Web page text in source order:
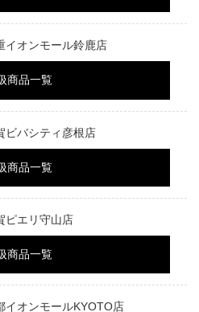
イオンモール鈴鹿店
商品一覧
ビバシティ彦根店
商品一覧
ピエリ守山店
商品一覧
イオンモールKYOTO店